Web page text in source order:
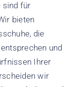
sind für
bieten
die
entsprechen und
Ihrer
wir